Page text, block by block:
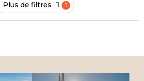
Plus de filtres